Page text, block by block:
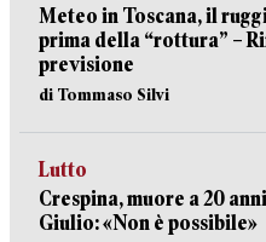
Meteo in Toscana, il
prima della “rottura” –
previsione
di Tommaso Silvi
Lutto
Crespina, muore a 20
Giulio: «Non è possibile»